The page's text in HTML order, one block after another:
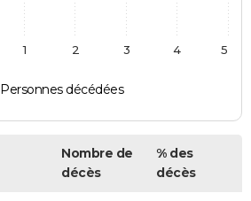
Personnes décédées
1 2 3 4 5
Nombre de
décès
% des
décès